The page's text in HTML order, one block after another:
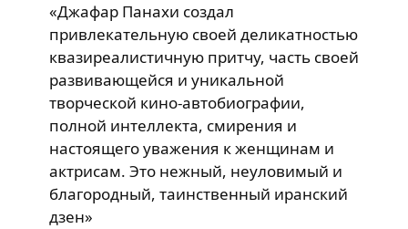
«Джафар Панахи создал
привлекательную своей деликатностью
квазиреалистичную притчу, часть своей
развивающейся и уникальной
творческой кино-автобиографии,
полной интеллекта, смирения и
настоящего уважения к женщинам и
актрисам. Это нежный, неуловимый и
благородный, таинственный иранский
дзен»